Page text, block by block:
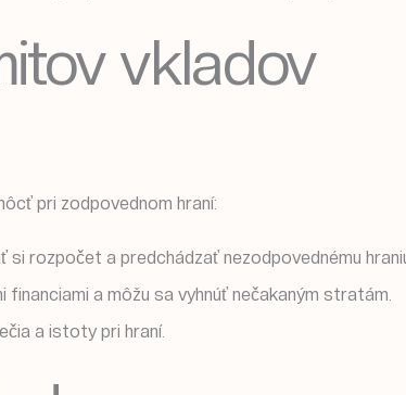
vkladov
pri zodpovednom hraní:
si rozpočet a predchádzať nezodpovednému
financiami a môžu sa vyhnúť nečakaným stratám.
a istoty pri hraní.